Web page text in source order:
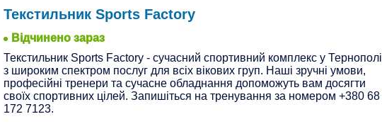
для дітей
Дискотека Стретчинг
Текстильник Sports Factory
Відчинено зараз
Текстильник Sports Factory - сучасний спортивний комплекс у Тернополі
з широким спектром послуг для всіх вікових груп. Наші зручні умови,
професійні тренери та сучасне обладнання допоможуть вам досягти
своїх спортивних цілей. Запишіться на тренування за номером +380 68
172 7123.